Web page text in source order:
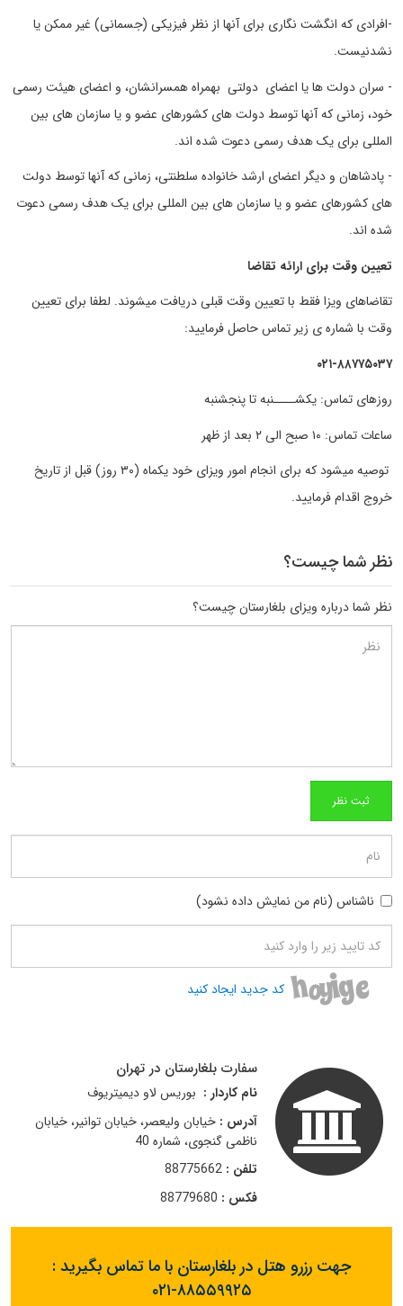
-افرادی که انگشت نگاری برای آنها از نظر فیزیکی (جسمانی) غیر ممکن یا
نشدنیست.
- سران دولت ها یا اعضای دولتی بهمراه همسرانشان، و اعضای هیئت رسمی
خود، زمانی که آنها توسط دولت های کشورهای عضو و یا سازمان های بین
المللی برای یک هدف رسمی دعوت شده اند.
- پادشاهان و دیگر اعضای ارشد خانواده سلطنتی، زمانی که آنها توسط دولت
های کشورهای عضو و یا سازمان های بین المللی برای یک هدف رسمی دعوت
شده اند.
تعیین وقت برای ارائه تقاضا
تقاضاهای ویزا فقط با تعیین وقت قبلی دریافت میشوند. لطفا برای تعیین
وقت با شماره ی زیر تماس حاصل فرمایید:
۰۲۱-۸۸۷۷۵۰۳۷
روزهای تماس: یکشــــنبه تا پنجشنبه
ساعات تماس: ۱۰ صبح الی ۲ بعد از ظهر
توصیه میشود که برای انجام امور ویزای خود یکماه (۳۰ روز) قبل از تاریخ
خروج اقدام فرمایید.
نظر شما چیست؟
نظر شما درباره ویزای بلغارستان چیست؟
ناشناس (نام من نمایش داده نشود)
کد جدید ایجاد کنید
سفارت بلغارستان در تهران
نام کاردار : بوریس لاو دیمیتریوف
آدرس : خیابان ولیعصر، خیابان توانیر، خیابان
ناظمی گنجوی، شماره 40
تلفن : 88775662
فکس : 88779680
جهت رزرو هتل در بلغارستان با ما تماس بگیرید :
۰۲۱-۸۸۵۵۹۹۲۵